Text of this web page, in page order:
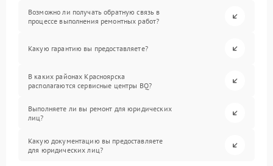
Возможно ли получать обратную связь в
процессе выполнения ремонтных работ?
Какую гарантию вы предоставляете?
В каких районах Красноярска
располагаются сервисные центры BQ?
Выполняете ли вы ремонт для юридических
лиц?
Какую документацию вы предоставляете
для юридических лиц?